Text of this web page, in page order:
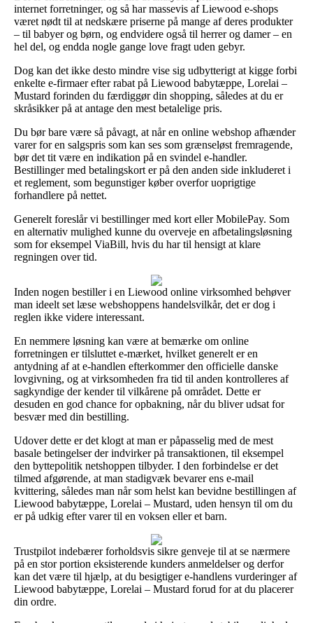
internet forretninger, og så har massevis af Liewood e-shops
været nødt til at nedskære priserne på mange af deres produkter
– til babyer og børn, og endvidere også til herrer og damer – en
hel del, og endda nogle gange love fragt uden gebyr.
Dog kan det ikke desto mindre vise sig udbytterigt at kigge forbi
enkelte e-firmaer efter rabat på Liewood babytæppe, Lorelai –
Mustard forinden du færdiggør din shopping, således at du er
skråsikker på at antage den mest betalelige pris.
Du bør bare være så påvagt, at når en online webshop afhænder
varer for en salgspris som kan ses som grænseløst fremragende,
bør det tit være en indikation på en svindel e-handler.
Bestillinger med betalingskort er på den anden side inkluderet i
et reglement, som begunstiger køber overfor uoprigtige
forhandlere på nettet.
Generelt foreslår vi bestillinger med kort eller MobilePay. Som
en alternativ mulighed kunne du overveje en afbetalingsløsning
som for eksempel ViaBill, hvis du har til hensigt at klare
regningen over tid.
Inden nogen bestiller i en Liewood online virksomhed behøver
man ideelt set læse webshoppens handelsvilkår, det er dog i
reglen ikke videre interessant.
En nemmere løsning kan være at bemærke om online
forretningen er tilsluttet e-mærket, hvilket generelt er en
antydning af at e-handlen efterkommer den officielle danske
lovgivning, og at virksomheden fra tid til anden kontrolleres af
sagkyndige der kender til vilkårene på området. Dette er
desuden en god chance for opbakning, når du bliver udsat for
besvær med din bestilling.
Udover dette er det klogt at man er påpasselig med de mest
basale betingelser der indvirker på transaktionen, til eksempel
den byttepolitik netshoppen tilbyder. I den forbindelse er det
tilmed afgørende, at man stadigvæk bevarer ens e-mail
kvittering, således man når som helst kan bevidne bestillingen af
Liewood babytæppe, Lorelai – Mustard, uden hensyn til om du
er på udkig efter varer til en voksen eller et barn.
Trustpilot indebærer forholdsvis sikre genveje til at se nærmere
på en stor portion eksisterende kunders anmeldelser og derfor
kan det være til hjælp, at du besigtiger e-handlens vurderinger af
Liewood babytæppe, Lorelai – Mustard forud for at du placerer
din ordre.